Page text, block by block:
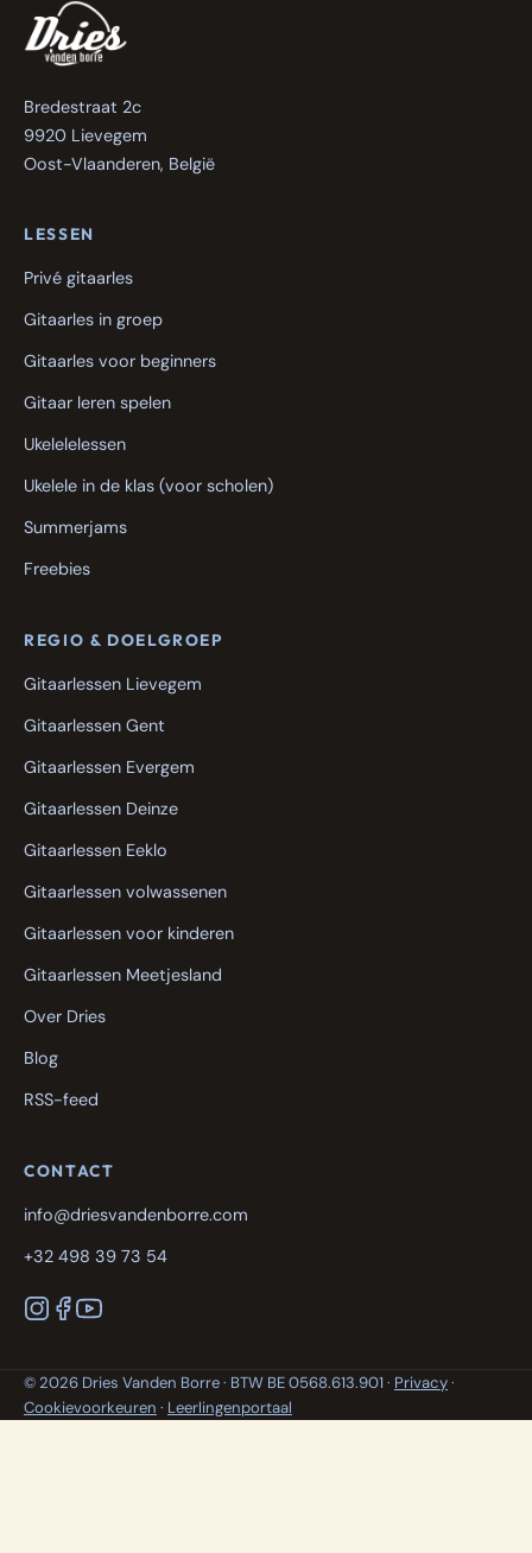
Bredestraat 2c
9920 Lievegem
Oost-Vlaanderen, België
LESSEN
Privé gitaarles
Gitaarles in groep
Gitaarles voor beginners
Gitaar leren spelen
Ukelelelessen
Ukelele in de klas (voor scholen)
Summerjams
Freebies
REGIO & DOELGROEP
Gitaarlessen Lievegem
Gitaarlessen Gent
Gitaarlessen Evergem
Gitaarlessen Deinze
Gitaarlessen Eeklo
Gitaarlessen volwassenen
Gitaarlessen voor kinderen
Gitaarlessen Meetjesland
Over Dries
Blog
RSS-feed
CONTACT
info@driesvandenborre.com
+32 498 39 73 54
© 2026 Dries Vanden Borre · BTW BE 0568.613.901 · Privacy·
Cookievoorkeuren · Leerlingenportaal